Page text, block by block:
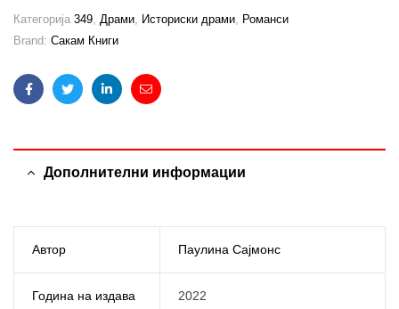
Категорија 349 Драми Историски драми Романси
Brand: Сакам Книги
FacebookTwitterLinkedinEmail
Дополнителни информации
Автор Паулина Сајмонс
Година на издава
2022